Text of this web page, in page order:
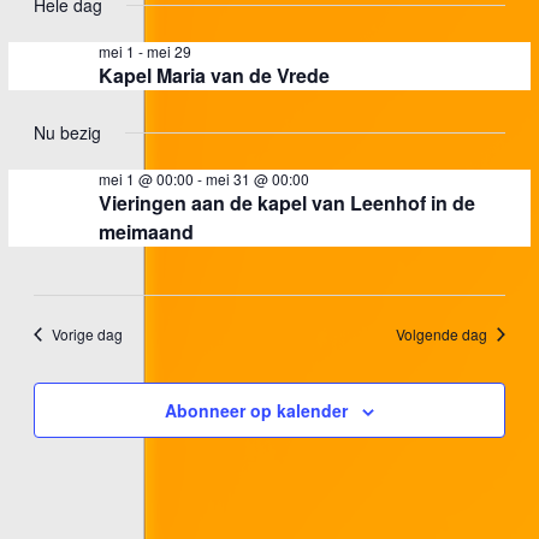
2026
een
Hele dag
Kapel Maria van de Vrede
mei 1 -mei 29
Nu bezig
Vieringen aan de kapel van Leenhof in de
meimaand
mei 1 @ 00:00 -mei 31 @ 00:00
Vorige dag Volgende dag
Abonneer op kalender